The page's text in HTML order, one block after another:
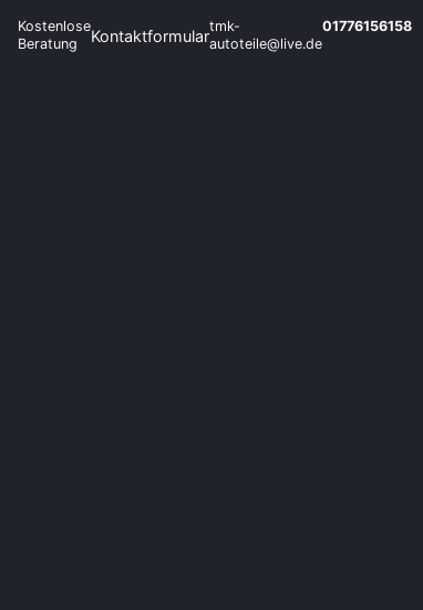
Kostenlose
Beratung
Kontaktformulartmk-
autoteile@live.de
01776156158